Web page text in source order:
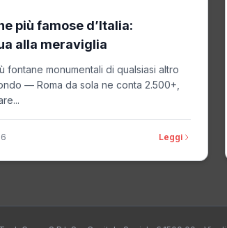
più famose d’Italia:
alla meraviglia
fontane monumentali di qualsiasi altro
— Roma da sola ne conta 2.500+,
Leggi